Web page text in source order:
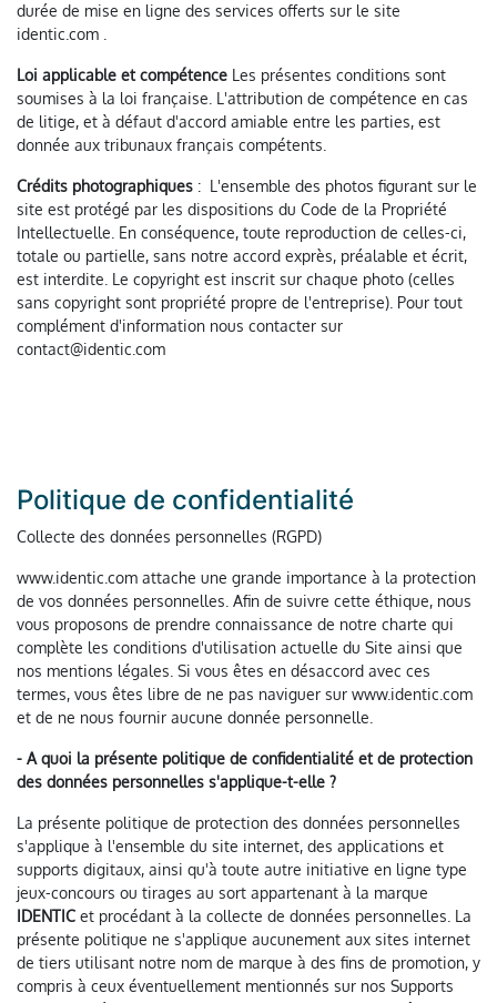
durée de mise en ligne des services offerts sur le site
identic.com .
Loi applicable et compétence Les présentes conditions sont
soumises à la loi française. L'attribution de compétence en cas
de litige, et à défaut d'accord amiable entre les parties, est
donnée aux tribunaux français compétents.
Crédits photographiques : L'ensemble des photos figurant sur le
site est protégé par les dispositions du Code de la Propriété
Intellectuelle. En conséquence, toute reproduction de celles-ci,
totale ou partielle, sans notre accord exprès, préalable et écrit,
est interdite. Le copyright est inscrit sur chaque photo (celles
sans copyright sont propriété propre de l'entreprise). Pour tout
complément d'information nous contacter sur
contact@identic.com
Politique de confidentialité
Collecte des données personnelles (RGPD)
www.identic.com attache une grande importance à la protection
de vos données personnelles. Afin de suivre cette éthique, nous
vous proposons de prendre connaissance de notre charte qui
complète les conditions d'utilisation actuelle du Site ainsi que
nos mentions légales. Si vous êtes en désaccord avec ces
termes, vous êtes libre de ne pas naviguer sur www.identic.com
et de ne nous fournir aucune donnée personnelle.
- A quoi la présente politique de confidentialité et de protection
des données personnelles s'applique-t-elle ?
La présente politique de protection des données personnelles
s'applique à l'ensemble du site internet, des applications et
supports digitaux, ainsi qu'à toute autre initiative en ligne type
jeux-concours ou tirages au sort appartenant à la marque
IDENTIC et procédant à la collecte de données personnelles. La
présente politique ne s'applique aucunement aux sites internet
de tiers utilisant notre nom de marque à des fins de promotion, y
compris à ceux éventuellement mentionnés sur nos Supports